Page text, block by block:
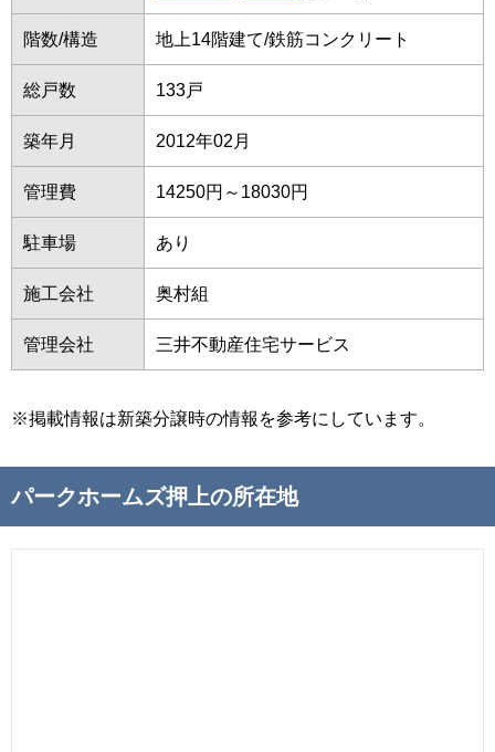
階数/構造 地上14階建て/鉄筋コンクリート
総戸数 133戸
築年月 2012年02月
管理費 14250円～18030円
駐車場 あり
施工会社 奥村組
管理会社 三井不動産住宅サービス
※掲載情報は新築分譲時の情報を参考にしています。
パークホームズ押上の所在地